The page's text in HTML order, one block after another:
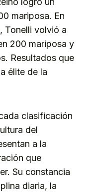
mariposa. En
Tonelli volvió a
200 mariposa y
Resultados que
élite de la
clasificación
del
a la
que
Su constancia
diaria, la